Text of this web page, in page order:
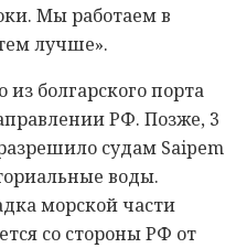
Мы работаем в
лучше».
болгарского порта
РФ. Позже, 3
судам Saipem
воды.
морской части
со стороны РФ от